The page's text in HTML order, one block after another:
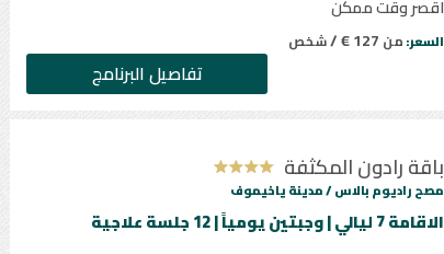
اقصر وقت ممكن
السعر: من 127 € / شخص
تفاصيل البرنامج
باقة رادون المكثفة
مصح راديوم بالاس /مدينة ياخيموف
الاقامة 7 ليالي | وجبتين يومياً | 12 جلسة علاجية